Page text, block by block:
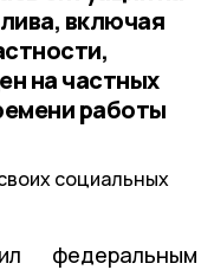
включая
на частных
работы
социальных
федеральным